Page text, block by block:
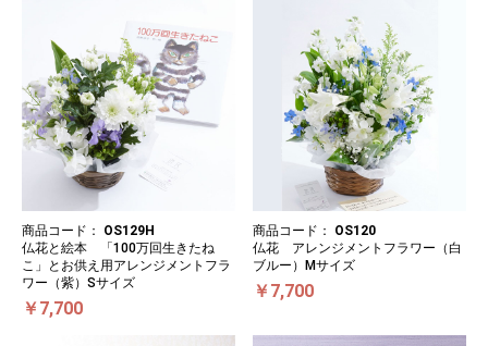
商品コード： OS129H
仏花と絵本 「100万回生きたね
こ」とお供え用アレンジメントフラ
ワー（紫）Sサイズ
￥7,700
商品コード： OS120
仏花 アレンジメントフラワー（白
ブルー）Mサイズ
￥7,700